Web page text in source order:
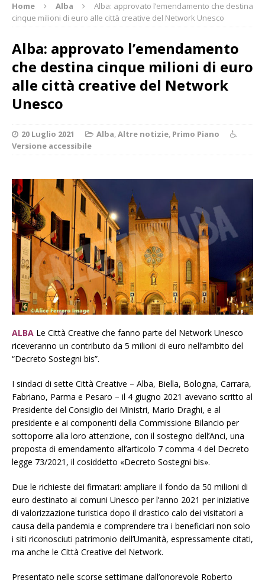
Home Alba
Alba: approvato l’emendamento che destina
cinque milioni di euro alle città creative del Network Unesco
Alba: approvato l’emendamento
che destina cinque milioni di euro
alle città creative del Network
Unesco
20 Luglio 2021 Alba,Altre notizie, Primo Piano
Versione accessibile
ALBA Le Città Creative che fanno parte del Network Unesco
riceveranno un contributo da 5 milioni di euro nell’ambito del
“Decreto Sostegni bis”.
I sindaci di sette Città Creative – Alba, Biella, Bologna, Carrara,
Fabriano, Parma e Pesaro – il 4 giugno 2021 avevano scritto al
Presidente del Consiglio dei Ministri, Mario Draghi, e al
presidente e ai componenti della Commissione Bilancio per
sottoporre alla loro attenzione, con il sostegno dell’Anci, una
proposta di emendamento all’articolo 7 comma 4 del Decreto
legge 73/2021, il cosiddetto «Decreto Sostegni bis».
Due le richieste dei firmatari: ampliare il fondo da 50 milioni di
euro destinato ai comuni Unesco per l’anno 2021 per iniziative
di valorizzazione turistica dopo il drastico calo dei visitatori a
causa della pandemia e comprendere tra i beneficiari non solo
i siti riconosciuti patrimonio dell’Umanità, espressamente citati,
ma anche le Città Creative del Network.
Presentato nelle scorse settimane dall’onorevole Roberto